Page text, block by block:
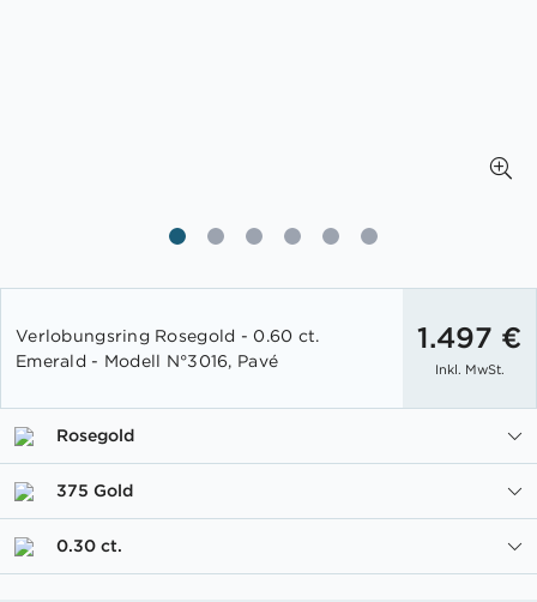
Anfang
der
Bildgalerie
Verlobungsring Rosegold - 0.60 ct.
Emerald - Modell N°3016, Pavé
1.497 €
Inkl. MwSt.
Rosegold
375 Gold
0.30 ct.